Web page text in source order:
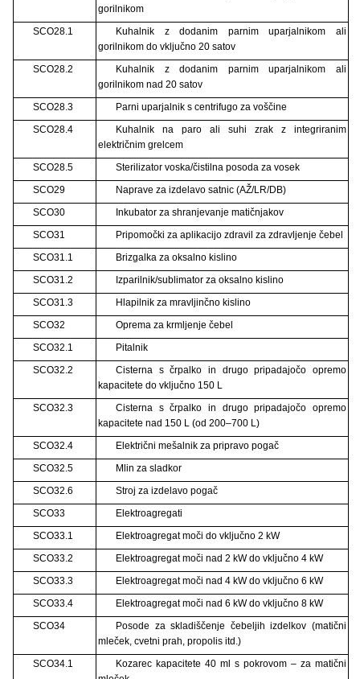
gorilnikom
SCO28.1
Kuhalnik z dodanim parnim uparjalnikom ali
gorilnikom do vključno 20 satov
SCO28.2
Kuhalnik z dodanim parnim uparjalnikom ali
gorilnikom nad 20 satov
SCO28.3
Parni uparjalnik s centrifugo za voščine
SCO28.4
Kuhalnik na paro ali suhi zrak z integriranim
električnim grelcem
SCO28.5
Sterilizator voska/čistilna posoda za vosek
SCO29
Naprave za izdelavo satnic (AŽ/LR/DB)
SCO30
Inkubator za shranjevanje matičnjakov
SCO31
Pripomočki za aplikacijo zdravil za zdravljenje čebel
SCO31.1
Brizgalka za oksalno kislino
SCO31.2
Izparilnik/sublimator za oksalno kislino
SCO31.3
Hlapilnik za mravljinčno kislino
SCO32
Oprema za krmljenje čebel
SCO32.1
Pitalnik
SCO32.2
Cisterna s črpalko in drugo pripadajočo opremo
kapacitete do vključno 150 L
SCO32.3
Cisterna s črpalko in drugo pripadajočo opremo
kapacitete nad 150 L (od 200–700 L)
SCO32.4
Električni mešalnik za pripravo pogač
SCO32.5
Mlin za sladkor
SCO32.6
Stroj za izdelavo pogač
SCO33
Elektroagregati
SCO33.1
Elektroagregat moči do vključno 2 kW
SCO33.2
Elektroagregat moči nad 2 kW do vključno 4 kW
SCO33.3
Elektroagregat moči nad 4 kW do vključno 6 kW
SCO33.4
Elektroagregat moči nad 6 kW do vključno 8 kW
SCO34
Posode za skladiščenje čebeljih izdelkov (matični
mleček, cvetni prah, propolis itd.)
SCO34.1
Kozarec kapacitete 40 ml s pokrovom – za matični